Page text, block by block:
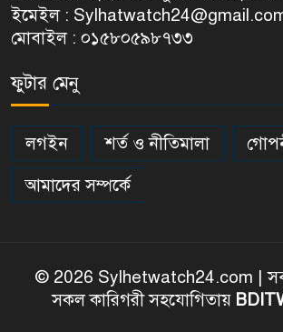
ইমেইল :
মোবাইল : ০১৫৮০৫৯৮৭৩৩
ফুটার মেনু
লগইন শর্ত ও নীতিমালা
আমাদের সম্পর্কে
© 2026 Sylhetwatch24.com |
সকল কারিগরী সহযোগিতায়